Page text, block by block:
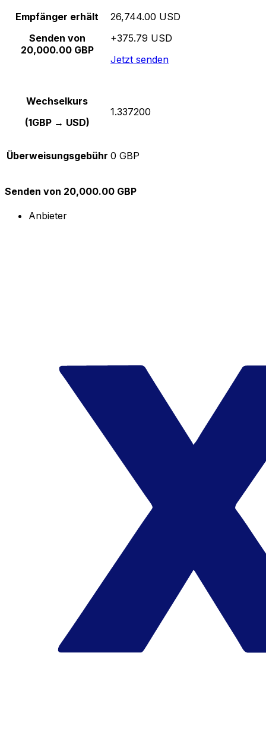
Empfänger erhält
Senden von
20,000.00 GBP
26,744.00 USD
+375.79 USD
Jetzt senden
Wechselkurs
(1GBP → USD)
1.337200
Überweisungsgebühr 0 GBP
Senden von 20,000.00 GBP
Anbieter